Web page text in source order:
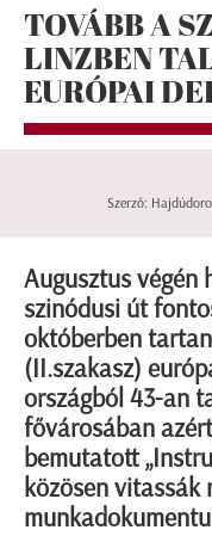
TOVÁBB A
LINZBEN
EURÓPAI
Szerző:
Augusztus végén
szinódusi út
októberben
(II.szakasz)
országból 43-an
fővárosában
bemutatott
közösen vitassák